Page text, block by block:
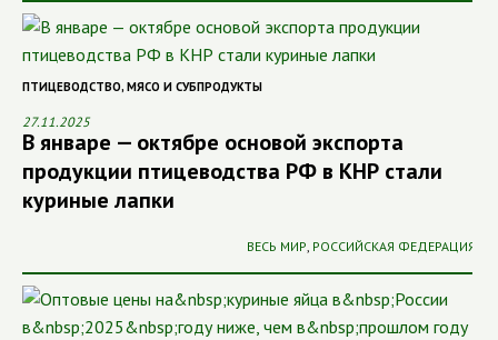
ПТИЦЕВОДСТВО, МЯСО И СУБПРОДУКТЫ
27.11.2025
В январе — октябре основой экспорта
продукции птицеводства РФ в КНР стали
куриные лапки
ВЕСЬ МИР РОССИЙСКАЯ ФЕДЕРАЦИЯ